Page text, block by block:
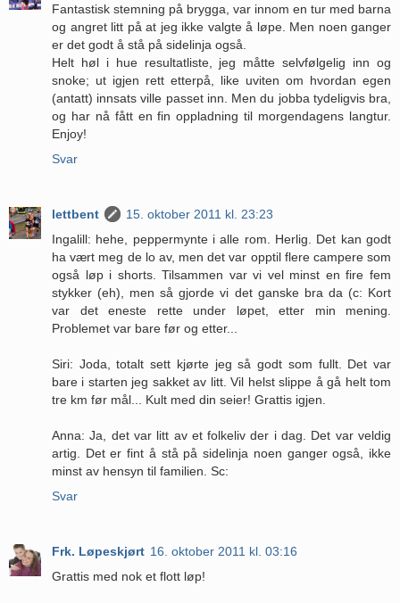
Fantastisk stemning på brygga, var innom en tur med barna
og angret litt på at jeg ikke valgte å løpe. Men noen ganger
er det godt å stå på sidelinja også.
Helt høl i hue resultatliste, jeg måtte selvfølgelig inn og
snoke; ut igjen rett etterpå, like uviten om hvordan egen
(antatt) innsats ville passet inn. Men du jobba tydeligvis bra,
og har nå fått en fin oppladning til morgendagens langtur.
Enjoy!
Svar
lettbent
15. oktober 2011 kl. 23:23
Ingalill: hehe, peppermynte i alle rom. Herlig. Det kan godt
ha vært meg de lo av, men det var opptil flere campere som
også løp i shorts. Tilsammen var vi vel minst en fire fem
stykker (eh), men så gjorde vi det ganske bra da (c: Kort
var det eneste rette under løpet, etter min mening.
Problemet var bare før og etter...
Siri: Joda, totalt sett kjørte jeg så godt som fullt. Det var
bare i starten jeg sakket av litt. Vil helst slippe å gå helt tom
tre km før mål... Kult med din seier! Grattis igjen.
Anna: Ja, det var litt av et folkeliv der i dag. Det var veldig
artig. Det er fint å stå på sidelinja noen ganger også, ikke
minst av hensyn til familien. Sc:
Svar
Frk. Løpeskjørt 16. oktober 2011 kl. 03:16
Grattis med nok et flott løp!